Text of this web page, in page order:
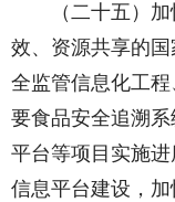
（二十五）
效、资源共享的
全监管信息化工
要食品安全追溯
平台等项目实施
信息平台建设，